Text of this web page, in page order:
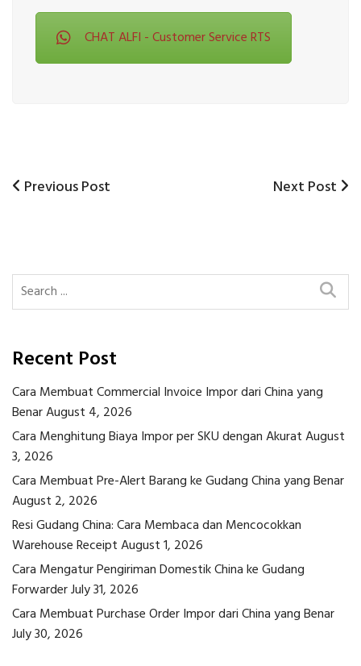
CHAT ALFI - Customer Service RTS
Post
Previous
Previous Post
Next
Next Post
Recent Post
Cara Membuat Commercial Invoice Impor dari China yang
BenarAugust 4, 2026
Cara Menghitung Biaya Impor per SKU dengan AkuratAugust
3, 2026
Cara Membuat Pre-Alert Barang ke Gudang China yang Benar
August 2, 2026
Resi Gudang China: Cara Membaca dan Mencocokkan
Warehouse ReceiptAugust 1, 2026
Cara Mengatur Pengiriman Domestik China ke Gudang
ForwarderJuly 31, 2026
Cara Membuat Purchase Order Impor dari China yang Benar
July 30, 2026